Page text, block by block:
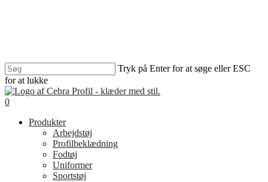
Tryk på Enter for at søge eller ESC
for at lukke
Close
Search
search
0
Produkter
Arbejdstøj
Profilbeklædning
Fodtøj
Uniformer
Sportstøj